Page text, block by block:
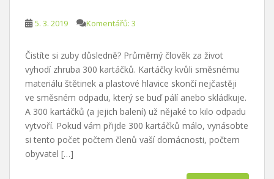
5. 3. 2019 Komentářů: 3
Čistíte si zuby důsledně? Průměrný člověk za život
vyhodí zhruba 300 kartáčků. Kartáčky kvůli směsnému
materiálu štětinek a plastové hlavice skončí nejčastěji
ve směsném odpadu, který se buď pálí anebo skládkuje.
A 300 kartáčků (a jejich balení) už nějaké to kilo odpadu
vytvoří. Pokud vám přijde 300 kartáčků málo, vynásobte
si tento počet počtem členů vaší domácnosti, počtem
obyvatel […]